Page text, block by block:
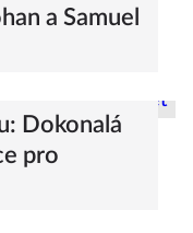
a Samuel
Dokonalá
pro